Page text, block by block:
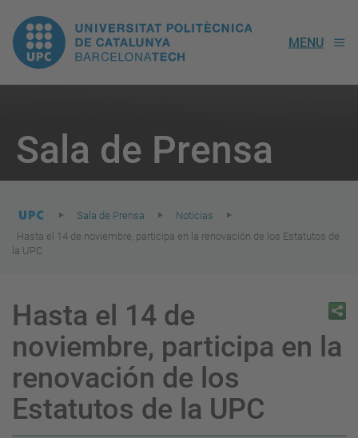
UPC.
Universitat
de
Catalunya
MENU
Sala de Prensa
here:
Sala de Prensa
Noticias
Hasta el 14 de noviembre, participa en la renovación de los Estatutos de
la UPC
Hasta el 14 de
noviembre, participa en la
renovación de los
Estatutos de la UPC